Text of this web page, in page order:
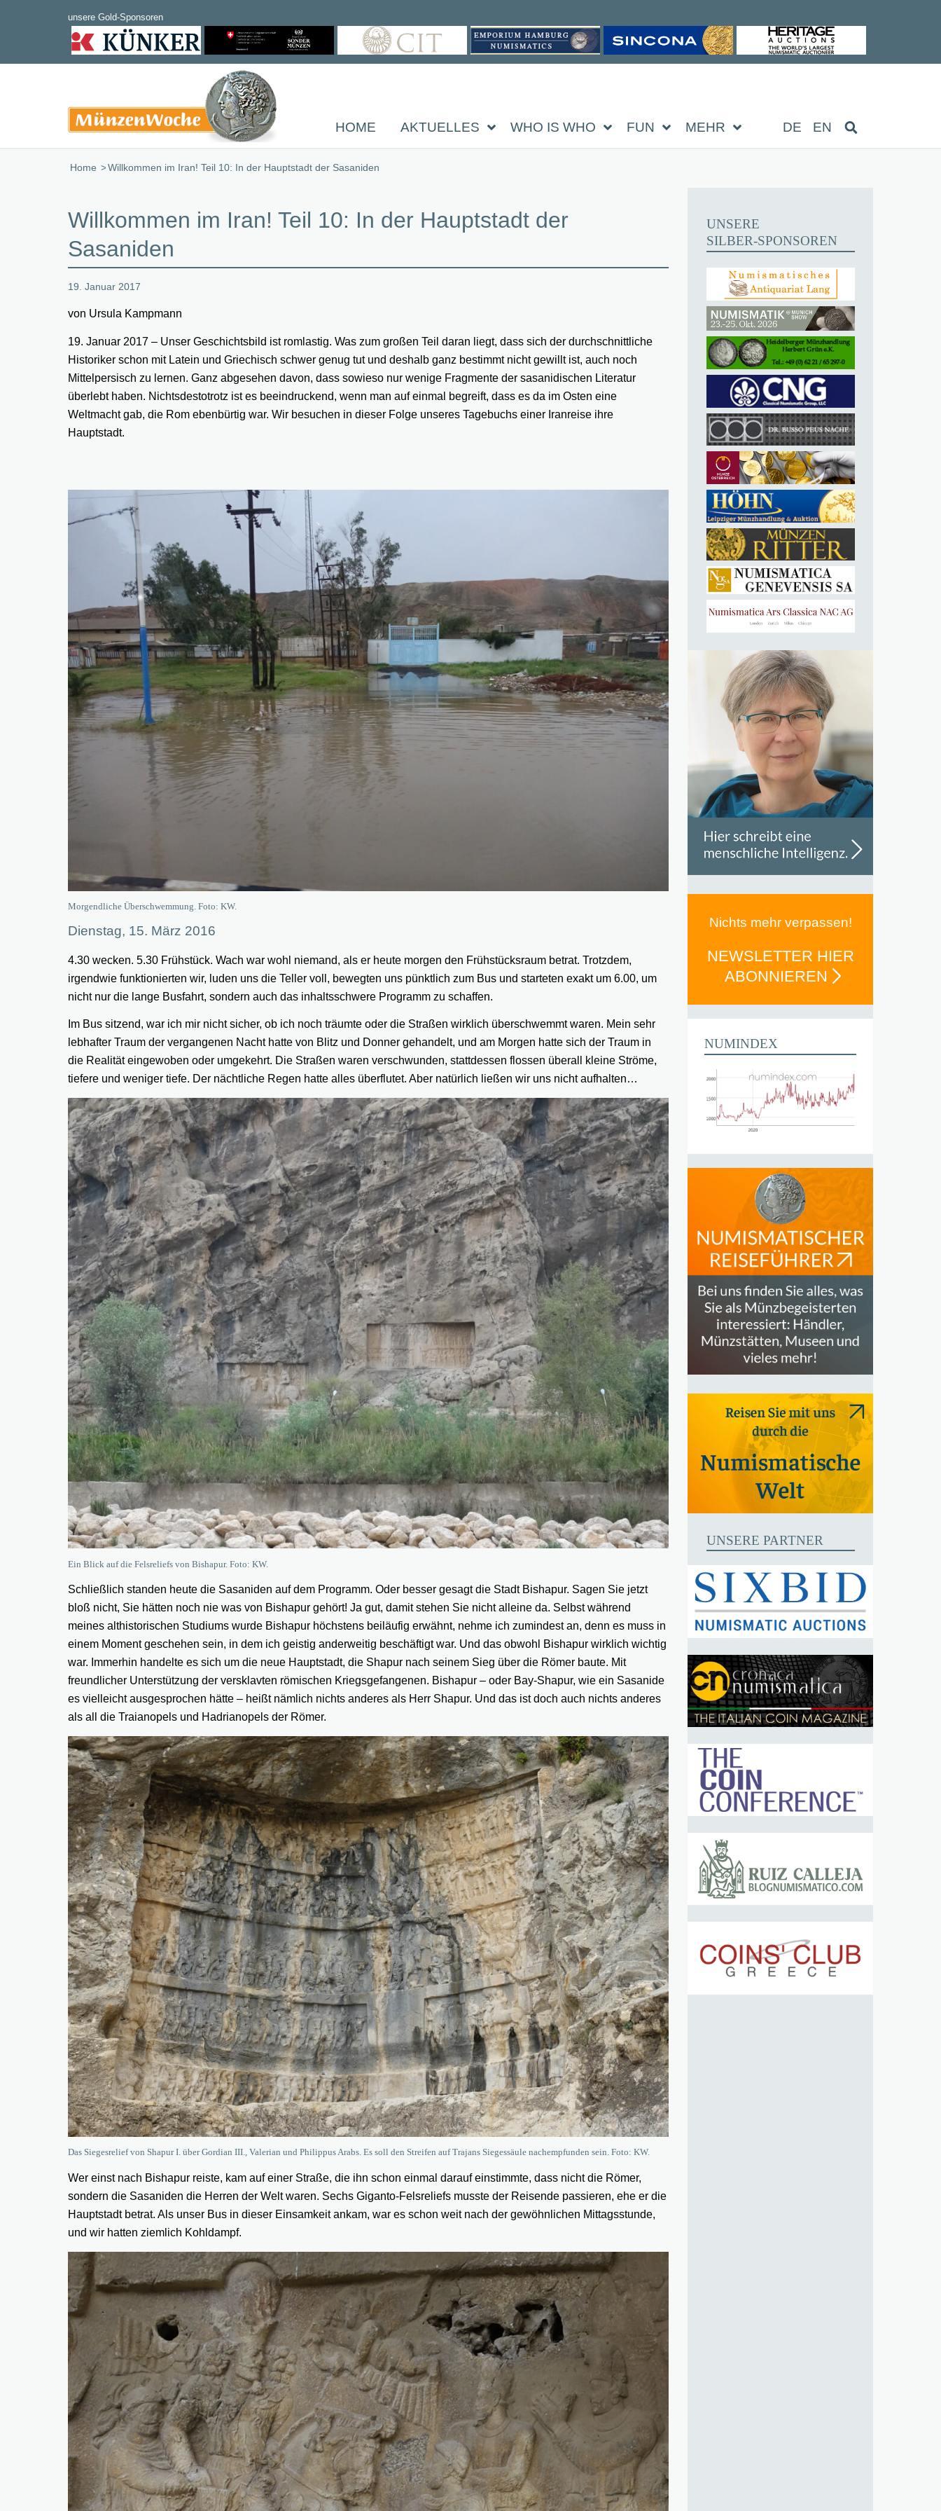
HOME AKTUELLES WHO IS WHO FUN MEHR DE EN
Home /Willkommen im Iran! Teil 10: In der Hauptstadt der Sasaniden
Willkommen im Iran! Teil 10: In der Hauptstadt der
Sasaniden
19. Januar 2017
von Ursula Kampmann
19. Januar 2017 – Unser Geschichtsbild ist romlastig. Was zum großen Teil daran liegt, dass sich der durchschnittliche
Historiker schon mit Latein und Griechisch schwer genug tut und deshalb ganz bestimmt nicht gewillt ist, auch noch
Mittelpersisch zu lernen. Ganz abgesehen davon, dass sowieso nur wenige Fragmente der sasanidischen Literatur
überlebt haben. Nichtsdestotrotz ist es beeindruckend, wenn man auf einmal begreift, dass es da im Osten eine
Weltmacht gab, die Rom ebenbürtig war. Wir besuchen in dieser Folge unseres Tagebuchs einer Iranreise ihre
Hauptstadt.
Morgendliche Überschwemmung. Foto: KW.
Dienstag, 15. März 2016
4.30 wecken. 5.30 Frühstück. Wach war wohl niemand, als er heute morgen den Frühstücksraum betrat. Trotzdem,
irgendwie funktionierten wir, luden uns die Teller voll, bewegten uns pünktlich zum Bus und starteten exakt um 6.00, um
nicht nur die lange Busfahrt, sondern auch das inhaltsschwere Programm zu schaffen.
Im Bus sitzend, war ich mir nicht sicher, ob ich noch träumte oder die Straßen wirklich überschwemmt waren. Mein sehr
lebhafter Traum der vergangenen Nacht hatte von Blitz und Donner gehandelt, und am Morgen hatte sich der Traum in
die Realität eingewoben oder umgekehrt. Die Straßen waren verschwunden, stattdessen flossen überall kleine Ströme,
tiefere und weniger tiefe. Der nächtliche Regen hatte alles überflutet. Aber natürlich ließen wir uns nicht aufhalten…
Ein Blick auf die Felsreliefs von Bishapur. Foto: KW.
Schließlich standen heute die Sasaniden auf dem Programm. Oder besser gesagt die Stadt Bishapur. Sagen Sie jetzt
bloß nicht, Sie hätten noch nie was von Bishapur gehört! Ja gut, damit stehen Sie nicht alleine da. Selbst während
meines althistorischen Studiums wurde Bishapur höchstens beiläufig erwähnt, nehme ich zumindest an, denn es muss in
einem Moment geschehen sein, in dem ich geistig anderweitig beschäftigt war. Und das obwohl Bishapur wirklich wichtig
war. Immerhin handelte es sich um die neue Hauptstadt, die Shapur nach seinem Sieg über die Römer baute. Mit
freundlicher Unterstützung der versklavten römischen Kriegsgefangenen. Bishapur – oder Bay-Shapur, wie ein Sasanide
es vielleicht ausgesprochen hätte – heißt nämlich nichts anderes als Herr Shapur. Und das ist doch auch nichts anderes
als all die Traianopels und Hadrianopels der Römer.
Das Siegesrelief von Shapur I. über Gordian III., Valerian und Philippus Arabs. Es soll den Streifen auf Trajans Siegessäule nachempfunden sein. Foto: KW.
Wer einst nach Bishapur reiste, kam auf einer Straße, die ihn schon einmal darauf einstimmte, dass nicht die Römer,
sondern die Sasaniden die Herren der Welt waren. Sechs Giganto-Felsreliefs musste der Reisende passieren, ehe er die
Hauptstadt betrat. Als unser Bus in dieser Einsamkeit ankam, war es schon weit nach der gewöhnlichen Mittagsstunde,
und wir hatten ziemlich Kohldampf.
UNSERE
SILBER-SPONSOREN
Nichts mehr verpassen!
NEWSLETTER HIER
ABONNIEREN
NUMINDEX
UNSERE PARTNER